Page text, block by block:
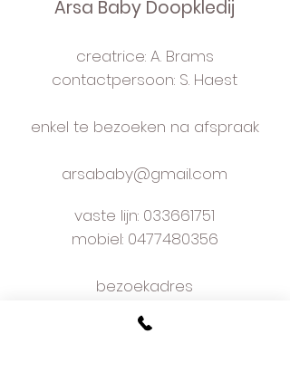
Arsa Baby Doopkledij
creatrice: A. Brams
contactpersoon: S. Haest
enkel te bezoeken na afspraak
arsababy@gmail.com
vaste lijn: 033661751
mobiel: 0477480356
bezoekadres
Kapelaan Staslaan 9
2160 Wommelgem